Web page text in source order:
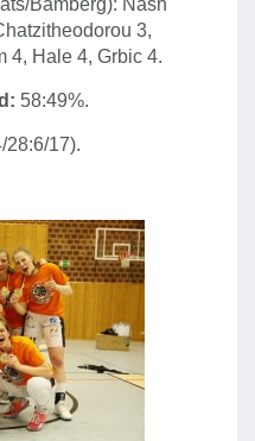
Bamberg): Nash
3,
4, Hale 4, Grbic 4.
58:49%.
28:6/17).